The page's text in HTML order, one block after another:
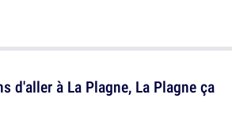
d'aller à La Plagne, La Plagne ça